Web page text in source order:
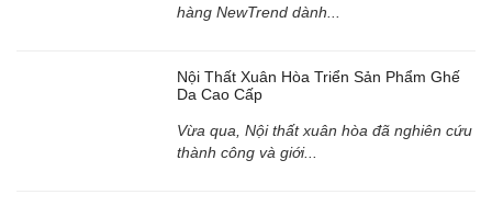
hàng NewTrend dành...
Nội Thất Xuân Hòa Triển Sản Phẩm Ghế
Da Cao Cấp
Vừa qua, Nội thất xuân hòa đã nghiên cứu
thành công và giới...